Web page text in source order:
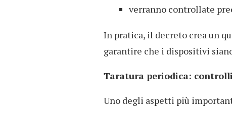
verranno controllate
In pratica, il decreto crea un
garantire che i dispositivi
Taratura periodica:
Uno degli aspetti più